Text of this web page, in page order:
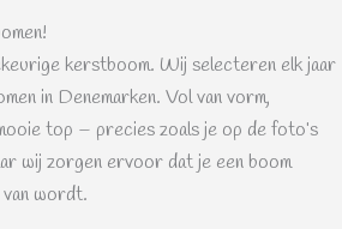
kerstboom. Wij selecteren elk jaar
in Denemarken. Vol van vorm,
top – precies zoals je op de foto’s
wij zorgen ervoor dat je een boom
wordt.